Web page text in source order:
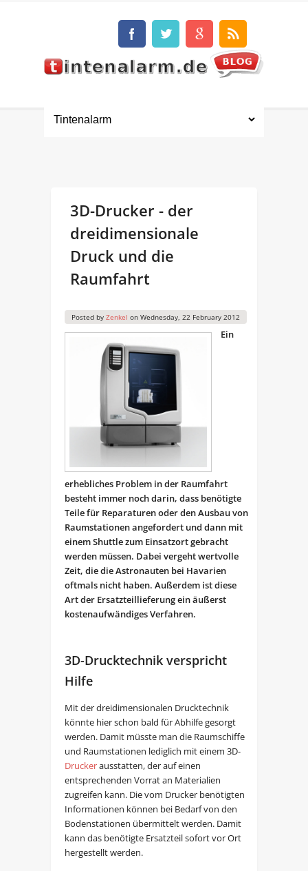
3D-Drucker - der
dreidimensionale
Druck und die
Raumfahrt
Posted by Zenkel on Wednesday, 22 February 2012
Ein
erhebliches Problem in der Raumfahrt
besteht immer noch darin, dass benötigte
Teile für Reparaturen oder den Ausbau von
Raumstationen angefordert und dann mit
einem Shuttle zum Einsatzort gebracht
werden müssen. Dabei vergeht wertvolle
Zeit, die die Astronauten bei Havarien
oftmals nicht haben. Außerdem ist diese
Art der Ersatzteillieferung ein äußerst
kostenaufwändiges Verfahren.
3D-Drucktechnik verspricht
Hilfe
Mit der dreidimensionalen Drucktechnik
könnte hier schon bald für Abhilfe gesorgt
werden. Damit müsste man die Raumschiffe
und Raumstationen lediglich mit einem 3D-
Druckerausstatten, der auf einen
entsprechenden Vorrat an Materialien
zugreifen kann. Die vom Drucker benötigten
Informationen können bei Bedarf von den
Bodenstationen übermittelt werden. Damit
kann das benötigte Ersatzteil sofort vor Ort
hergestellt werden.